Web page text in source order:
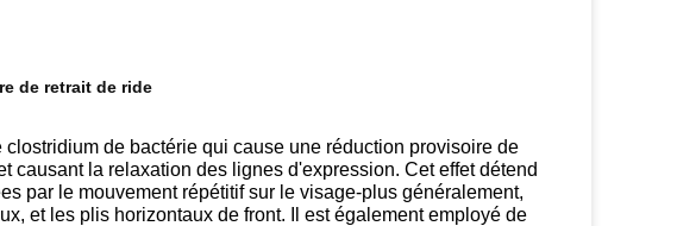
de retrait de ride
de bactérie qui cause une réduction provisoire de
causant la relaxation des lignes d'expression. Cet effet détend
par le mouvement répétitif sur le visage-plus généralement,
et les plis horizontaux de front. Il est également employé de